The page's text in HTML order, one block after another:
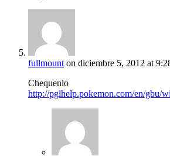
fullmount on diciembre 5, 2012 at
Chequenlo
http://pglhelp.pokemon.com/en/gbu/